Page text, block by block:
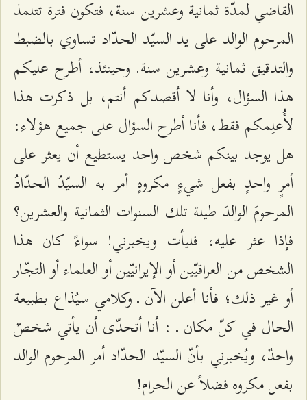
القاضي لمدّة ثمانية وعشرين سنة، فتكون فترة تتلمذ
المرحوم الوالد على يد السيّد الحدّاد تساوي بالضبط
والتدقيق ثمانية وعشرين سنة. وحينئذ، أطرح عليكم
هذا السؤال، وأنا لا أقصدكم أنتم، بل ذكرت هذا
لأُعلِمكم فقط، فأنا أطرح السؤال على جميع هؤلاء:
هل يوجد بينكم شخص واحد يستطيع أن يعثر على
أمرٍ واحدٍ بفعل شيءٍ مكروهٍ أمر به السيّدُ الحدّادُ
المرحومَ الوالدَ طيلة تلك السنوات الثمانية والعشرين؟
فإذا عثر عليه، فليأت ويخبرني! سواءً كان هذا
الشخص من العراقيّين أو الإيرانيّين أو العلماء أو التجّار
أو غير ذلك؛ فأنا أعلن الآن ـ وكلامي سيُذاع بطبيعة
الحال في كلّ مكان ـ : أنا أتحدّى أن يأتي شخصٌ
واحدٌ، ويُخبرني بأنّ السيّد الحدّاد أمر المرحوم الوالد
بفعل مكروه فضلاً عن الحرام!